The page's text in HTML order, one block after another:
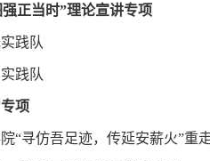
正当时”理论宣讲专项
践队
践队
项
“寻仿吾足迹，传延安薪火”重